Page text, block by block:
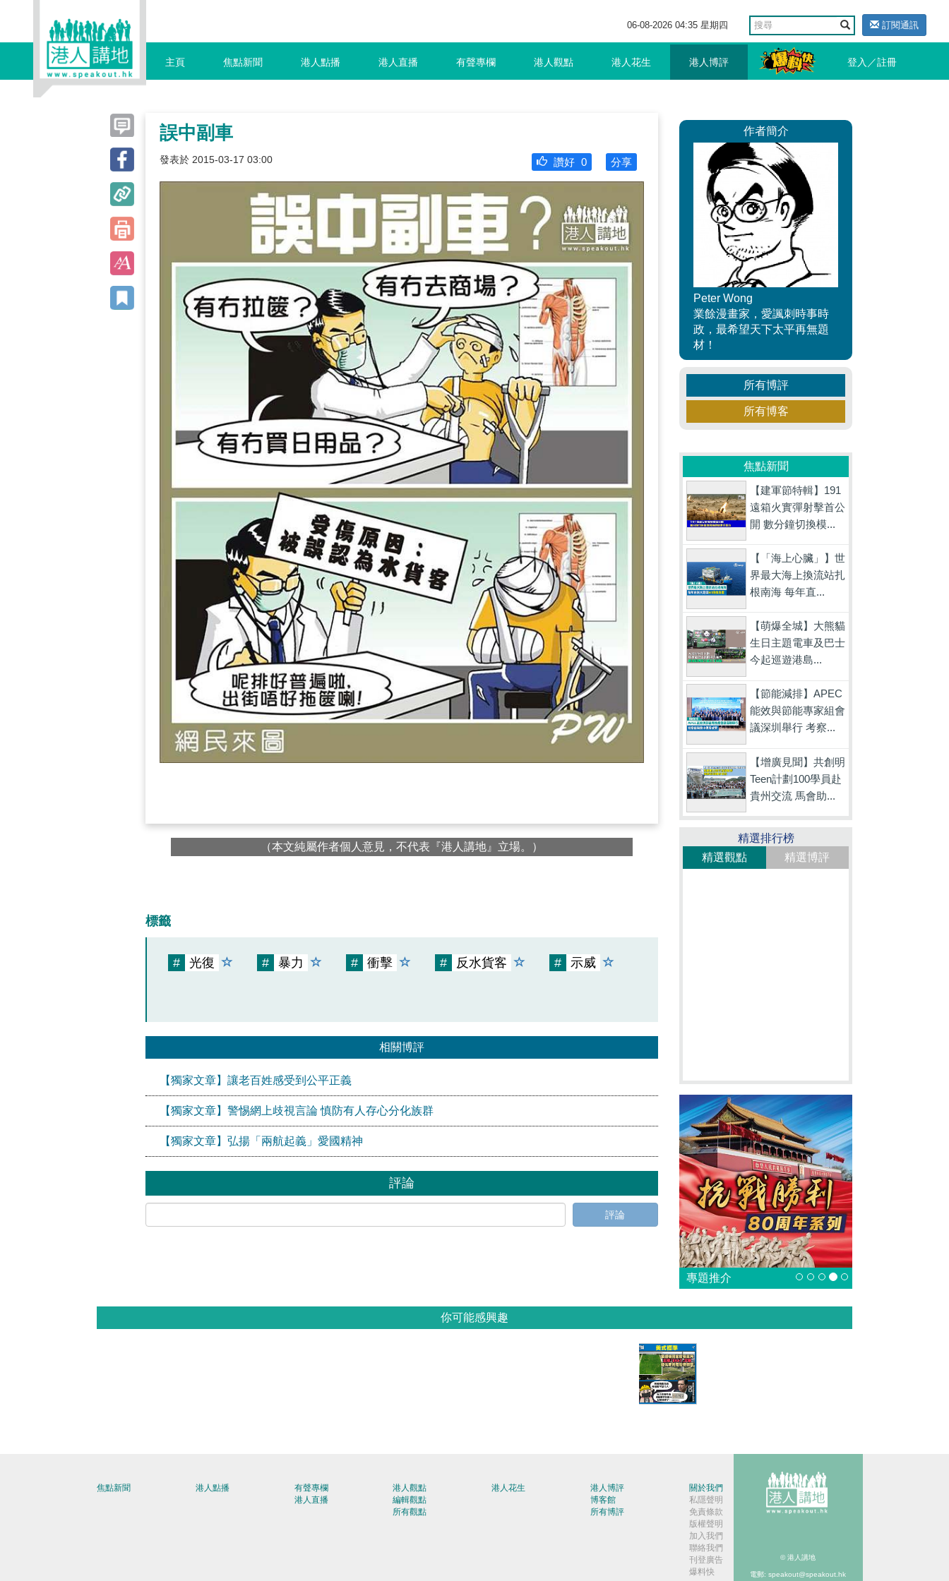
06-08-2026 04:35 星期四 訂閱通訊
主頁 焦點新聞 港人點播 港人直播 有聲專欄 港人觀點 港人花生 港人博評 登入／註冊
誤中副車
發表於 2015-03-17 03:00 分享
讚好 0
（本文純屬作者個人意見，不代表『港人講地』立場。）
標籤
# 光復 # 暴力 # 衝擊 # 反水貨客 # 示威
相關博評
【獨家文章】讓老百姓感受到公平正義
【獨家文章】警惕網上歧視言論 慎防有人存心分化族群
【獨家文章】弘揚「兩航起義」愛國精神
評論
評論
作者簡介
Peter Wong
業餘漫畫家，愛諷刺時事時
政，最希望天下太平再無題
材！
所有博評
所有博客
焦點新聞
【建軍節特輯】191
遠箱火實彈射擊首公
開 數分鐘切換模...
【「海上心臟」】世
界最大海上換流站扎
根南海 每年直...
【萌爆全城】大熊貓
生日主題電車及巴士
今起巡遊港島...
【節能減排】APEC
能效與節能專家組會
議深圳舉行 考察...
【增廣見聞】共創明
Teen計劃100學員赴
貴州交流 馬會助...
精選排行榜
精選觀點
精選博評
專題推介
你可能感興趣
焦點新聞 港人點播
有聲專欄
港人直播
港人觀點
編輯觀點
所有觀點
港人花生
港人博評
博客館
所有博評
關於我們
私隱聲明
免責條款
版權聲明
加入我們
聯絡我們
刊登廣告
爆料快
© 港人講地
電郵: speakout@speakout.hk